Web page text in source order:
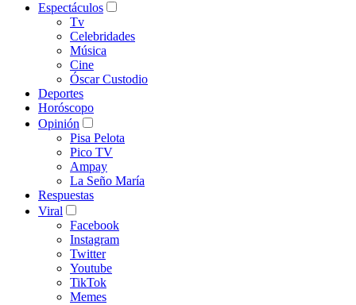
Espectáculos
Tv
Celebridades
Música
Cine
Óscar Custodio
Deportes
Horóscopo
Opinión
Pisa Pelota
Pico TV
Ampay
La Seño María
Respuestas
Viral
Facebook
Instagram
Twitter
Youtube
TikTok
Memes